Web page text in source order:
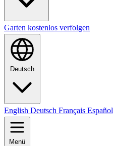
Garten kostenlos verfolgen
Deutsch
English Deutsch Français Español
Menü